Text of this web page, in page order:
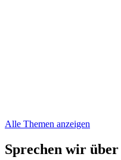
Alle Themen anzeigen
Sprechen wir